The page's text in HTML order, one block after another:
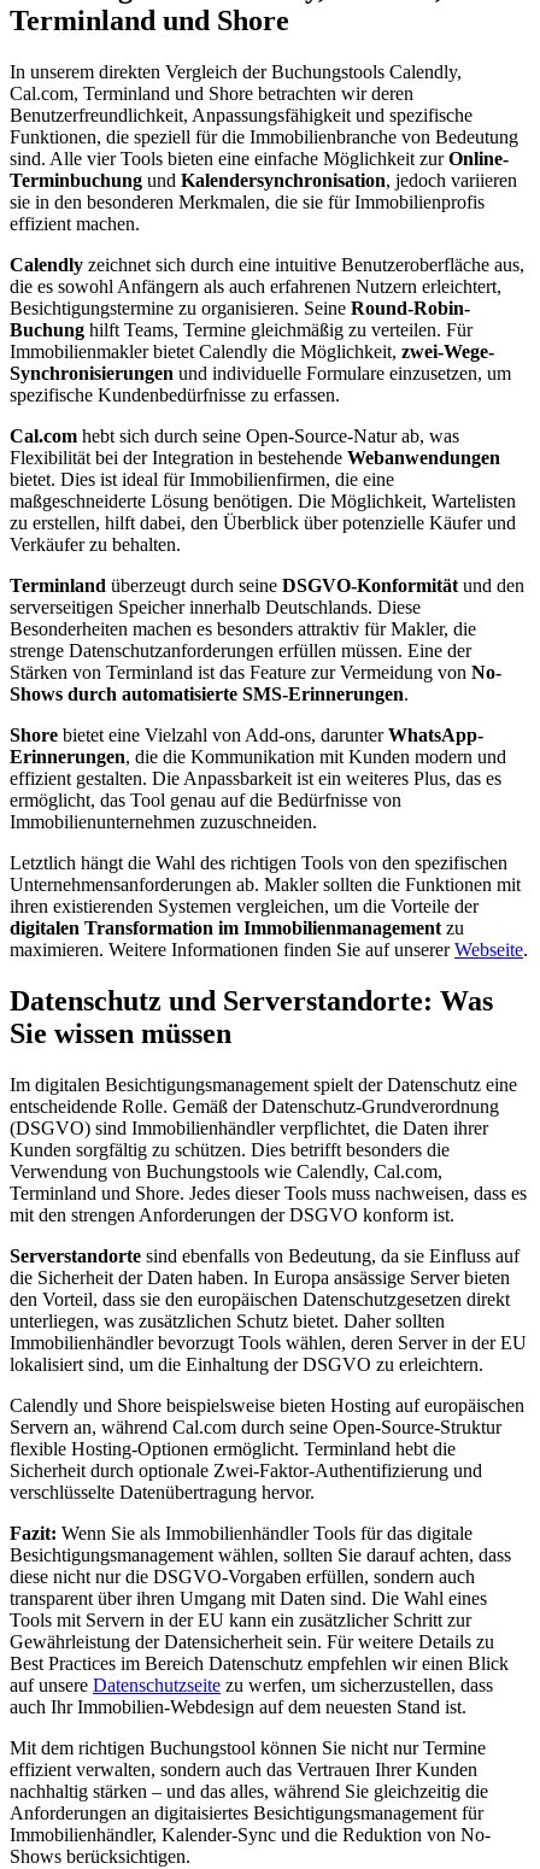
Terminland und Shore
In unserem direkten Vergleich der Buchungstools Calendly,
Cal.com, Terminland und Shore betrachten wir deren
Benutzerfreundlichkeit, Anpassungsfähigkeit und spezifische
Funktionen, die speziell für die Immobilienbranche von Bedeutung
sind. Alle vier Tools bieten eine einfache Möglichkeit zurOnline-
Terminbuchung und Kalendersynchronisation, jedoch variieren
sie in den besonderen Merkmalen, die sie für Immobilienprofis
effizient machen.
Calendly zeichnet sich durch eine intuitive Benutzeroberfläche aus,
die es sowohl Anfängern als auch erfahrenen Nutzern erleichtert,
Besichtigungstermine zu organisieren. Seine Round-Robin-
Buchung hilft Teams, Termine gleichmäßig zu verteilen. Für
Immobilienmakler bietet Calendly die Möglichkeit, zwei-Wege-
Synchronisierungen und individuelle Formulare einzusetzen, um
spezifische Kundenbedürfnisse zu erfassen.
Cal.com hebt sich durch seine Open-Source-Natur ab, was
Flexibilität bei der Integration in bestehende Webanwendungen
bietet. Dies ist ideal für Immobilienfirmen, die eine
maßgeschneiderte Lösung benötigen. Die Möglichkeit, Wartelisten
zu erstellen, hilft dabei, den Überblick über potenzielle Käufer und
Verkäufer zu behalten.
Terminland überzeugt durch seine DSGVO-Konformität und den
serverseitigen Speicher innerhalb Deutschlands. Diese
Besonderheiten machen es besonders attraktiv für Makler, die
strenge Datenschutzanforderungen erfüllen müssen. Eine der
Stärken von Terminland ist das Feature zur Vermeidung von No-
Shows durch automatisierte SMS-Erinnerungen.
Shore bietet eine Vielzahl von Add-ons, darunterWhatsApp-
Erinnerungen, die die Kommunikation mit Kunden modern und
effizient gestalten. Die Anpassbarkeit ist ein weiteres Plus, das es
ermöglicht, das Tool genau auf die Bedürfnisse von
Immobilienunternehmen zuzuschneiden.
Letztlich hängt die Wahl des richtigen Tools von den spezifischen
Unternehmensanforderungen ab. Makler sollten die Funktionen mit
ihren existierenden Systemen vergleichen, um die Vorteile der
digitalen Transformation im Immobilienmanagement zu
maximieren. Weitere Informationen finden Sie auf unsererWebseite.
Datenschutz und Serverstandorte: Was
Sie wissen müssen
Im digitalen Besichtigungsmanagement spielt der Datenschutz eine
entscheidende Rolle. Gemäß der Datenschutz-Grundverordnung
(DSGVO) sind Immobilienhändler verpflichtet, die Daten ihrer
Kunden sorgfältig zu schützen. Dies betrifft besonders die
Verwendung von Buchungstools wie Calendly, Cal.com,
Terminland und Shore. Jedes dieser Tools muss nachweisen, dass es
mit den strengen Anforderungen der DSGVO konform ist.
Serverstandorte sind ebenfalls von Bedeutung, da sie Einfluss auf
die Sicherheit der Daten haben. In Europa ansässige Server bieten
den Vorteil, dass sie den europäischen Datenschutzgesetzen direkt
unterliegen, was zusätzlichen Schutz bietet. Daher sollten
Immobilienhändler bevorzugt Tools wählen, deren Server in der EU
lokalisiert sind, um die Einhaltung der DSGVO zu erleichtern.
Calendly und Shore beispielsweise bieten Hosting auf europäischen
Servern an, während Cal.com durch seine Open-Source-Struktur
flexible Hosting-Optionen ermöglicht. Terminland hebt die
Sicherheit durch optionale Zwei-Faktor-Authentifizierung und
verschlüsselte Datenübertragung hervor.
Fazit: Wenn Sie als Immobilienhändler Tools für das digitale
Besichtigungsmanagement wählen, sollten Sie darauf achten, dass
diese nicht nur die DSGVO-Vorgaben erfüllen, sondern auch
transparent über ihren Umgang mit Daten sind. Die Wahl eines
Tools mit Servern in der EU kann ein zusätzlicher Schritt zur
Gewährleistung der Datensicherheit sein. Für weitere Details zu
Best Practices im Bereich Datenschutz empfehlen wir einen Blick
auf unsere Datenschutzseite zu werfen, um sicherzustellen, dass
auch Ihr Immobilien-Webdesign auf dem neuesten Stand ist.
Mit dem richtigen Buchungstool können Sie nicht nur Termine
effizient verwalten, sondern auch das Vertrauen Ihrer Kunden
nachhaltig stärken – und das alles, während Sie gleichzeitig die
Anforderungen an digitaisiertes Besichtigungsmanagement für
Immobilienhändler, Kalender-Sync und die Reduktion von No-
Shows berücksichtigen.